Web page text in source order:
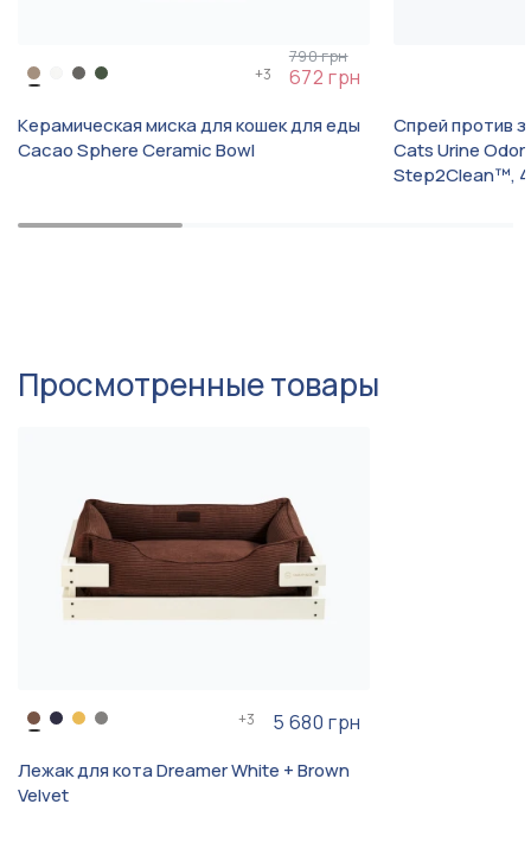
+3
790 грн
672 грн
Керамическая миска для кошек для еды
Cacao Sphere Ceramic Bowl
Спрей против
Cats Urine Odor
Step2Clean™,
Просмотренные товары
+3 5 680 грн
Лежак для кота Dreamer White + Brown
Velvet